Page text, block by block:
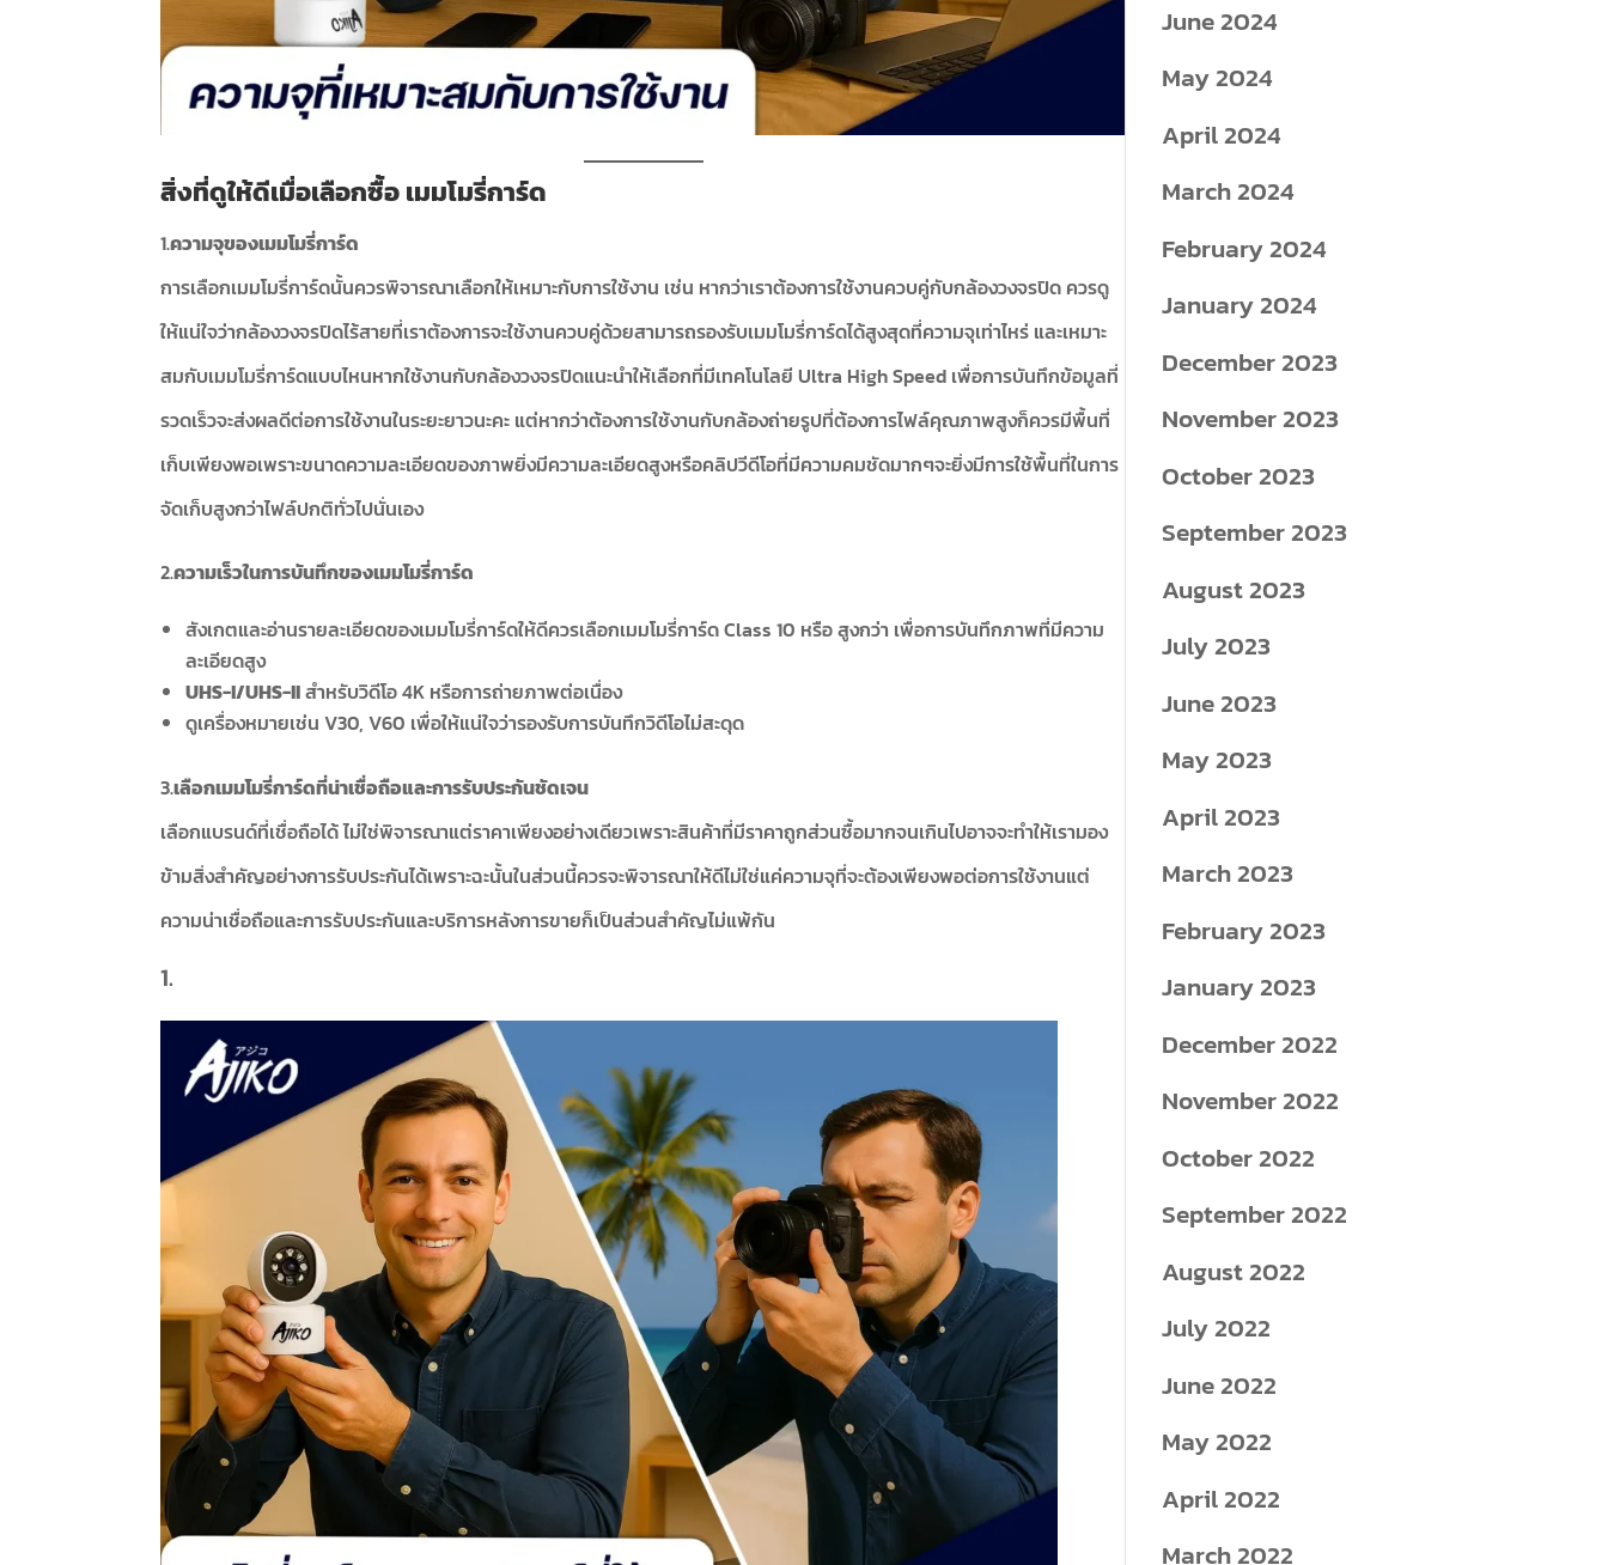
สิ่งที่ดูให้ดีเมื่อเลือกซื้อเมมโมรี่การ์ด
1.ความจุของเมมโมรี่การ์ด
การเลือกเมมโมรี่การ์ดนั้นควรพิจารณาเลือกให้เหมาะกับการใช้งาน เช่น หากว่าเราต้องการใช้งานควบคู่กับกล้องวงจรปิด ควรดู
ให้แน่ใจว่ากล้องวงจรปิดไร้สายที่เราต้องการจะใช้งานควบคู่ด้วยสามารถรองรับเมมโมรี่การ์ดได้สูงสุดที่ความจุเท่าไหร่ และเหมาะ
สมกับเมมโมรี่การ์ดแบบไหนหากใช้งานกับกล้องวงจรปิดแนะนำให้เลือกที่มีเทคโนโลยี Ultra High Speed เพื่อการบันทึกข้อมูลที่
รวดเร็วจะส่งผลดีต่อการใช้งานในระยะยาวนะคะ แต่หากว่าต้องการใช้งานกับกล้องถ่ายรูปที่ต้องการไฟล์คุณภาพสูงก็ควรมีพื้นที่
เก็บเพียงพอเพราะขนาดความละเอียดของภาพยิ่งมีความละเอียดสูงหรือคลิปวีดีโอที่มีความคมชัดมากๆจะยิ่งมีการใช้พื้นที่ในการ
จัดเก็บสูงกว่าไฟล์ปกติทั่วไปนั่นเอง
2.ความเร็วในการบันทึกของเมมโมรี่การ์ด
สังเกตและอ่านรายละเอียดของเมมโมรี่การ์ดให้ดีควรเลือกเมมโมรี่การ์ด Class 10 หรือ สูงกว่า เพื่อการบันทึกภาพที่มีความ
ละเอียดสูง
UHS-I/UHS-IIสำหรับวิดีโอ 4K หรือการถ่ายภาพต่อเนื่อง
ดูเครื่องหมายเช่น V30, V60 เพื่อให้แน่ใจว่ารองรับการบันทึกวิดีโอไม่สะดุด
3.เลือกเมมโมรี่การ์ดที่น่าเชื่อถือและการรับประกันชัดเจน
เลือกแบรนด์ที่เชื่อถือได้ ไม่ใช่พิจารณาแต่ราคาเพียงอย่างเดียวเพราะสินค้าที่มีราคาถูกส่วนซื้อมากจนเกินไปอาจจะทำให้เรามอง
ข้ามสิ่งสำคัญอย่างการรับประกันได้เพราะฉะนั้นในส่วนนี้ควรจะพิจารณาให้ดีไม่ใช่แค่ความจุที่จะต้องเพียงพอต่อการใช้งานแต่
ความน่าเชื่อถือและการรับประกันและบริการหลังการขายก็เป็นส่วนสำคัญไม่แพ้กัน
June 2024
May 2024
April 2024
March 2024
February 2024
January 2024
December 2023
November 2023
October 2023
September 2023
August 2023
July 2023
June 2023
May 2023
April 2023
March 2023
February 2023
January 2023
December 2022
November 2022
October 2022
September 2022
August 2022
July 2022
June 2022
May 2022
April 2022
March 2022